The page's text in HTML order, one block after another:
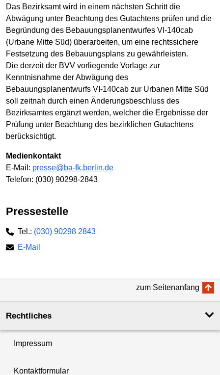
Das Bezirksamt wird in einem nächsten Schritt die
Abwägung unter Beachtung des Gutachtens prüfen und die
Begründung des Bebauungsplanentwurfes VI-140cab
(Urbane Mitte Süd) überarbeiten, um eine rechtssichere
Festsetzung des Bebauungsplans zu gewährleisten.
Die derzeit der BVV vorliegende Vorlage zur
Kenntnisnahme der Abwägung des
Bebauungsplanentwurfs VI-140cab zur Urbanen Mitte Süd
soll zeitnah durch einen Änderungsbeschluss des
Bezirksamtes ergänzt werden, welcher die Ergebnisse der
Prüfung unter Beachtung des bezirklichen Gutachtens
berücksichtigt.
Medienkontakt
E-Mail: presse@ba-fk.berlin.de
Telefon: (030) 90298-2843
Pressestelle
Tel.: (030) 90298 2843
E-Mail
zum Seitenanfang
Rechtliches
Impressum
Kontaktformular